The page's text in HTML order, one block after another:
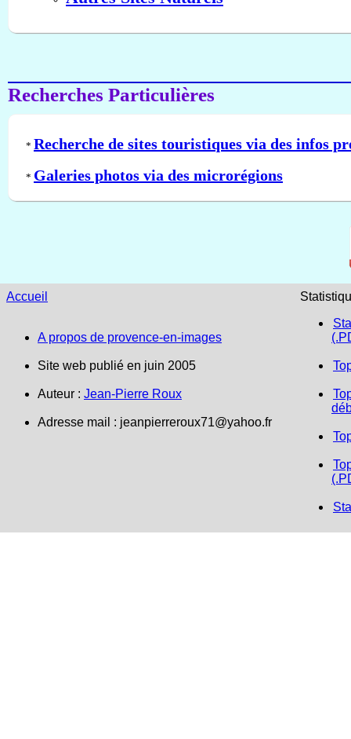
Recherches Particulières
* Recherche de sites touristiques via des infos
* Galeries photos via des microrégions
Accueil
A propos de provence-en-images
Site web publié en juin 2005
Auteur : Jean-Pierre Roux
Adresse mail : jeanpierreroux71@yahoo.fr